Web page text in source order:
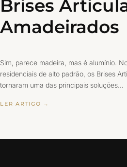
Brises
Amadeirados
Sim, parece madeira, mas é alumínio.
residenciais de alto padrão, os Brises
tornaram uma das principais soluções…
LER ARTIGO →